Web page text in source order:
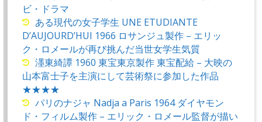
ビ・ドラマ
ある現代の女子学生 UNE ETUDIANTE
D’AUJOURD’HUI 1966 ロサンジュ製作 – エリッ
ク・ロメールが再び挑んだ当世女学生気質
濹東綺譚 1960 東宝東京製作 東宝配給 – 大映の
山本富士子を主演にして芸術祭に参加した作品
★★★★
パリのナジャ Nadja a Paris 1964 ダイヤモン
ド・フィルム製作 – エリック・ロメール監督が描い